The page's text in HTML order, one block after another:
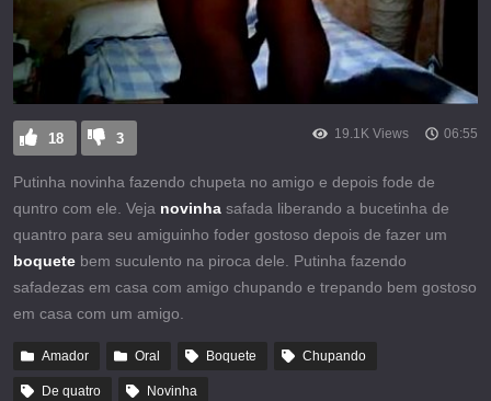
18 3 19.1K Views 06:55
Putinha novinha fazendo chupeta no amigo e depois fode de
quntro com ele. Veja novinha safada liberando a bucetinha de
quantro para seu amiguinho foder gostoso depois de fazer um
boquete bem suculento na piroca dele. Putinha fazendo
safadezas em casa com amigo chupando e trepando bem gostoso
em casa com um amigo.
Amador Oral Boquete Chupando
De quatro Novinha